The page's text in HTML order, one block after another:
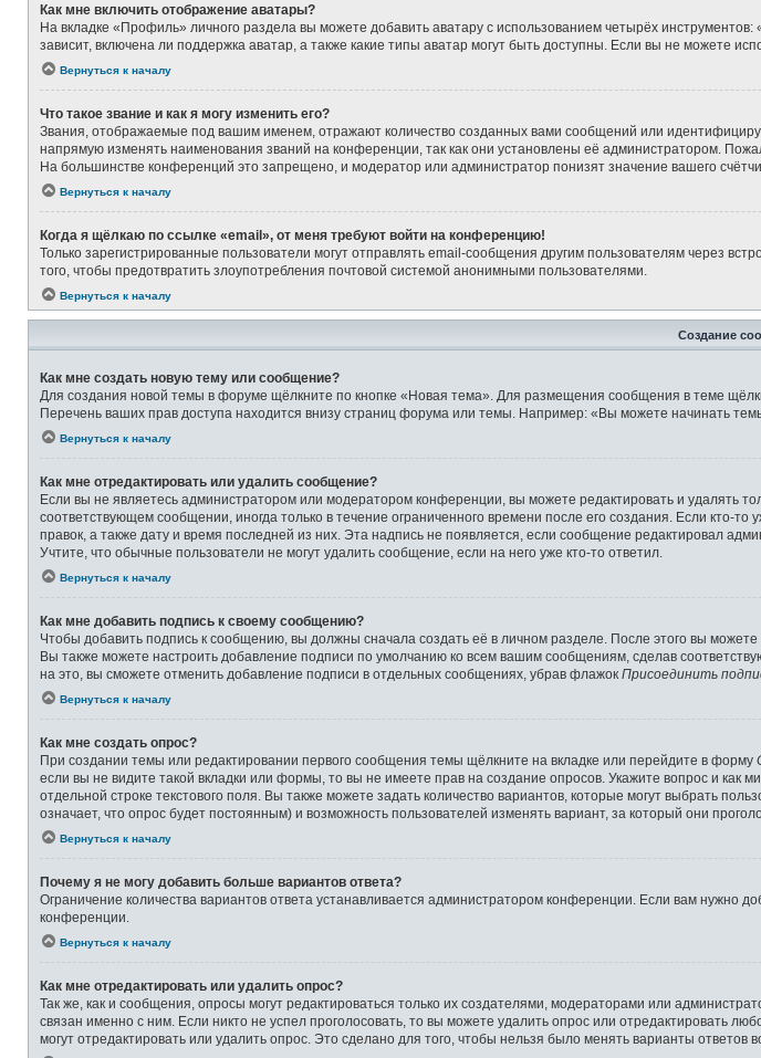
Как мне включить отображение аватары?
На вкладке «Профиль» личного раздела вы можете добавить аватару с использованием четырёх
зависит, включена ли поддержка аватар, а также какие типы аватар могут быть доступны. Если вы не можете
Вернуться к началу
Что такое звание и как я могу изменить его?
Звания, отображаемые под вашим именем, отражают количество созданных вами сообщений или
напрямую изменять наименования званий на конференции, так как они установлены её администратором.
На большинстве конференций это запрещено, и модератор или администратор понизят значение вашего
Вернуться к началу
Когда я щёлкаю по ссылке «email», от меня требуют войти на конференцию!
Только зарегистрированные пользователи могут отправлять email-сообщения другим пользователям через
того, чтобы предотвратить злоупотребления почтовой системой анонимными пользователями.
Вернуться к началу
Создание
Как мне создать новую тему или сообщение?
Для создания новой темы в форуме щёлкните по кнопке «Новая тема». Для размещения сообщения в теме
Перечень ваших прав доступа находится внизу страниц форума или темы. Например: «Вы можете начинать
Вернуться к началу
Как мне отредактировать или удалить сообщение?
Если вы не являетесь администратором или модератором конференции, вы можете редактировать и удалять
соответствующем сообщении, иногда только в течение ограниченного времени после его создания. Если кто-
правок, а также дату и время последней из них. Эта надпись не появляется, если сообщение редактировал
Учтите, что обычные пользователи не могут удалить сообщение, если на него уже кто-то ответил.
Вернуться к началу
Как мне добавить подпись к своему сообщению?
Чтобы добавить подпись к сообщению, вы должны сначала создать её в личном разделе. После этого вы
Вы также можете настроить добавление подписи по умолчанию ко всем вашим сообщениям, сделав
на это, вы сможете отменить добавление подписи в отдельных сообщениях, убрав флажок Присоединить
Вернуться к началу
Как мне создать опрос?
При создании темы или редактировании первого сообщения темы щёлкните на вкладке или перейдите в форму
если вы не видите такой вкладки или формы, то вы не имеете прав на создание опросов. Укажите вопрос и как
отдельной строке текстового поля. Вы также можете задать количество вариантов, которые могут выбрать
означает, что опрос будет постоянным) и возможность пользователей изменять вариант, за который они
Вернуться к началу
Почему я не могу добавить больше вариантов ответа?
Ограничение количества вариантов ответа устанавливается администратором конференции. Если вам нужно
конференции.
Вернуться к началу
Как мне отредактировать или удалить опрос?
Так же, как и сообщения, опросы могут редактироваться только их создателями, модераторами или
связан именно с ним. Если никто не успел проголосовать, то вы можете удалить опрос или отредактировать
могут отредактировать или удалить опрос. Это сделано для того, чтобы нельзя было менять варианты ответов